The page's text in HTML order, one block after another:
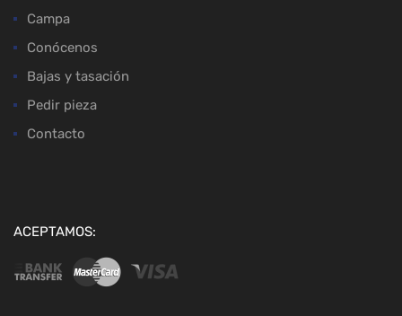
Campa
Conócenos
Bajas y tasación
Pedir pieza
Contacto
ACEPTAMOS: